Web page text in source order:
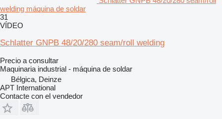
welding máquina de soldar
31
VÍDEO
Schlatter GNPB 48/20/280 seam/roll welding
Precio a consultar
Maquinaria industrial - máquina de soldar
Bélgica, Deinze
APT International
Contacte con el vendedor